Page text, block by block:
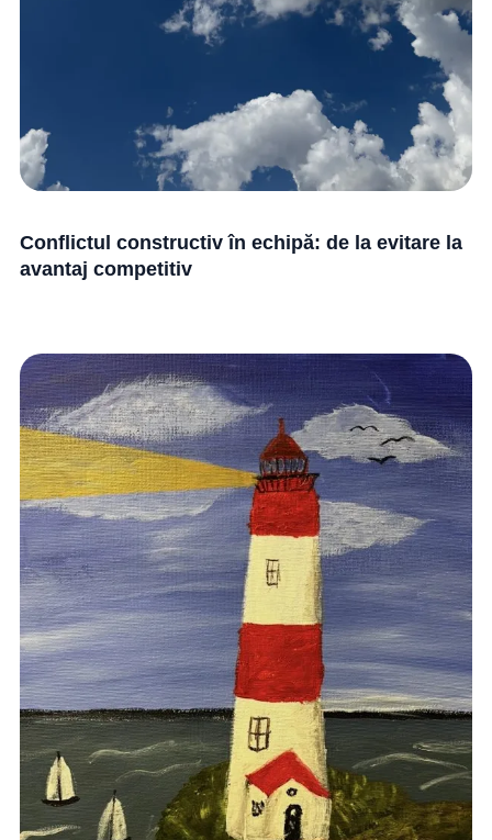
Conflictul constructiv în echipă: de la evitare la
avantaj competitiv